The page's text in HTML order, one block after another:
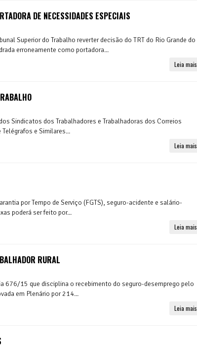
DE NECESSIDADES ESPECIAIS
Superior do Trabalho reverter decisão do TRT do Rio Grande do
erroneamente como portadora...
Leia mais
Sindicatos dos Trabalhadores e Trabalhadoras dos Correios
e Similares...
Leia mais
por Tempo de Serviço (FGTS), seguro-acidente e salário-
poderá ser feito por...
Leia mais
RURAL
676/15 que disciplina o recebimento do seguro-desemprego pelo
em Plenário por 214...
Leia mais